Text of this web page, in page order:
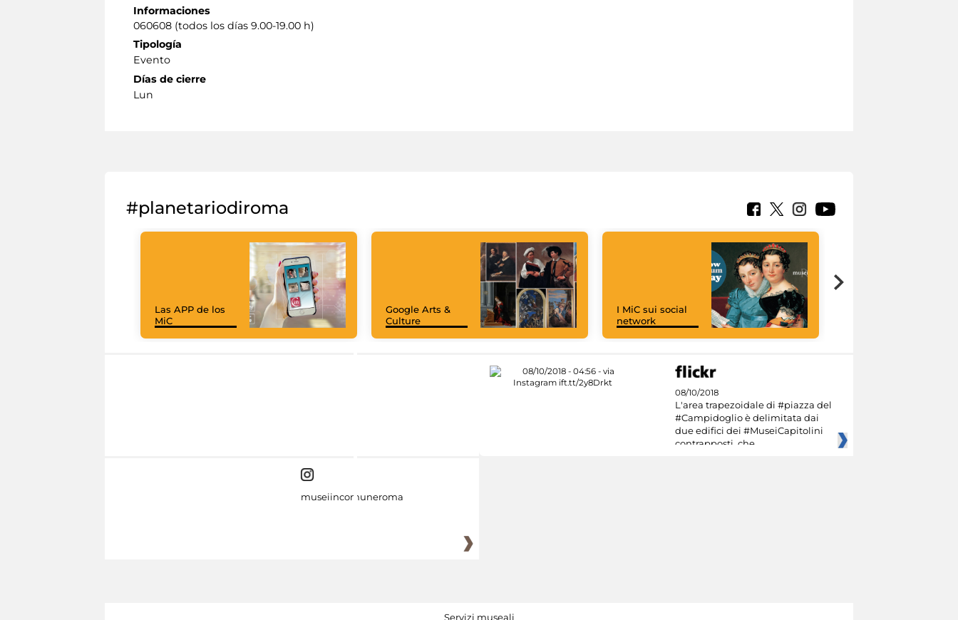
Informaciones
060608 (todos los días 9.00-19.00 h)
Tipología
Evento
Días de cierre
Lun
#planetariodiroma
Las APP de los
MiC
Google Arts &
Culture
I MiC sui social
network
08/10/2018
L'area trapezoidale di #piazza del
#Campidoglio è delimitata dai
due edifici dei #MuseiCapitolini
contrapposti, che
museiincomuneroma
Servizi museali